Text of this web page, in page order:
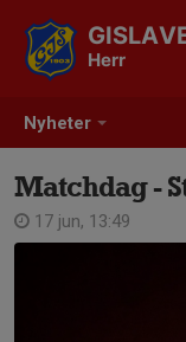
Nyheter
Herr
Matchdag -
17 jun, 13:49